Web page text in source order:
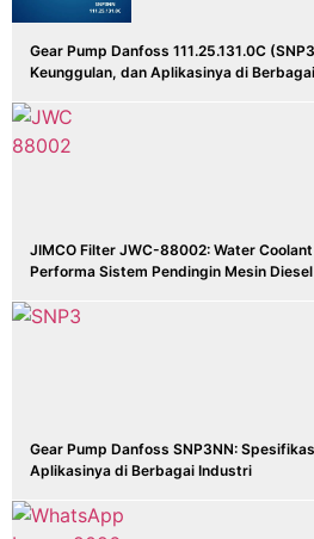
Gear Pump Danfoss 111.25.131.0C
Keunggulan, dan Aplikasinya di
JIMCO Filter JWC-88002: Water
Performa Sistem Pendingin Mesin Diesel
Gear Pump Danfoss SNP3NN:
Aplikasinya di Berbagai Industri